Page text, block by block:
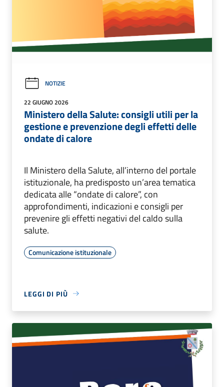
NOTIZIE
22 GIUGNO 2026
Ministero della Salute: consigli utili per la
gestione e prevenzione degli effetti delle
ondate di calore
Il Ministero della Salute, all’interno del portale
istituzionale, ha predisposto un’area tematica
dedicata alle “ondate di calore”, con
approfondimenti, indicazioni e consigli per
prevenire gli effetti negativi del caldo sulla
salute.
Comunicazione istituzionale
LEGGI DI PIÙ